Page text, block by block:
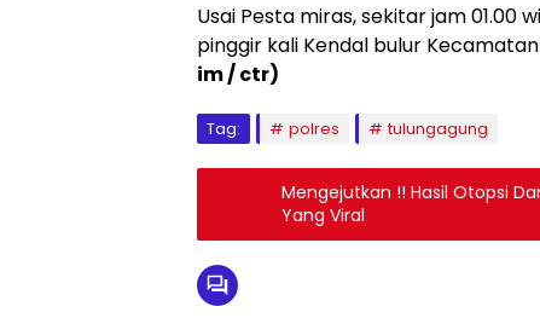
Usai Pesta miras, sekitar jam 01.00
pinggir kali Kendal bulur
im / ctr)
Tag: polres tulungagung
Mengejutkan !! Hasil Otopsi
Yang Viral